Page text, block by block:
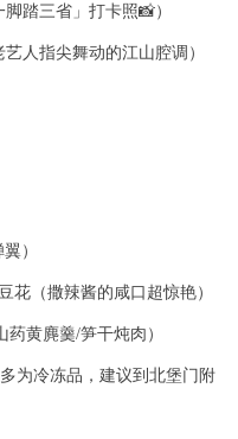
踏三省」打卡照📸）
人指尖舞动的江山腔调）
翼）
花（撒辣酱的咸口超惊艳）
药黄麂羹/笋干炖肉）
为冷冻品，建议到北堡门附